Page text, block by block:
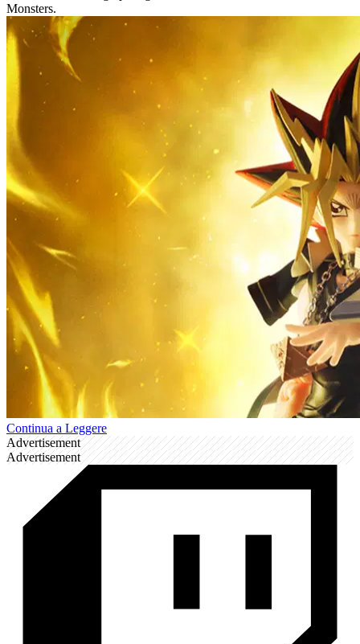
Monsters.
Continua a Leggere
Advertisement
Advertisement